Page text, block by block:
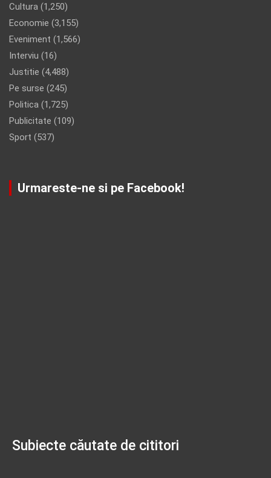
Cultura (1,250)
Economie (3,155)
Eveniment (1,566)
Interviu (16)
Justitie (4,488)
Pe surse (245)
Politica (1,725)
Publicitate (109)
Sport (537)
Urmareste-ne si pe Facebook!
Subiecte căutate de cititori